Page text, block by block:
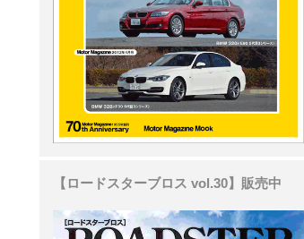
【ロードスターブロス vol.30】販売中